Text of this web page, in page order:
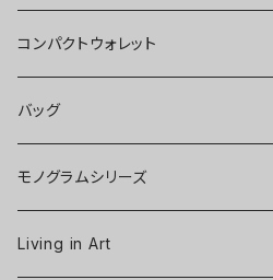
コンパクトウォレット
バッグ
モノグラムシリーズ
Living in Art